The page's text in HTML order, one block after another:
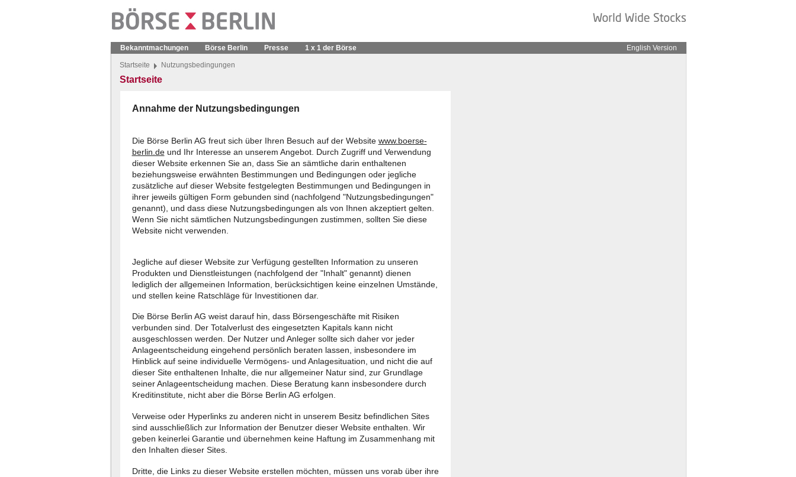
Bekanntmachungen Börse Berlin Presse 1 x 1 der Börse English Version
Startseite Nutzungsbedingungen
Startseite
Annahme der Nutzungsbedingungen
Die Börse Berlin AG freut sich über Ihren Besuch auf der Website www.boerse-
berlin.deund Ihr Interesse an unserem Angebot. Durch Zugriff und Verwendung
dieser Website erkennen Sie an, dass Sie an sämtliche darin enthaltenen
beziehungsweise erwähnten Bestimmungen und Bedingungen oder jegliche
zusätzliche auf dieser Website festgelegten Bestimmungen und Bedingungen in
ihrer jeweils gültigen Form gebunden sind (nachfolgend "Nutzungsbedingungen"
genannt), und dass diese Nutzungsbedingungen als von Ihnen akzeptiert gelten.
Wenn Sie nicht sämtlichen Nutzungsbedingungen zustimmen, sollten Sie diese
Website nicht verwenden.
Jegliche auf dieser Website zur Verfügung gestellten Information zu unseren
Produkten und Dienstleistungen (nachfolgend der "Inhalt" genannt) dienen
lediglich der allgemeinen Information, berücksichtigen keine einzelnen Umstände,
und stellen keine Ratschläge für Investitionen dar.
Die Börse Berlin AG weist darauf hin, dass Börsengeschäfte mit Risiken
verbunden sind. Der Totalverlust des eingesetzten Kapitals kann nicht
ausgeschlossen werden. Der Nutzer und Anleger sollte sich daher vor jeder
Anlageentscheidung eingehend persönlich beraten lassen, insbesondere im
Hinblick auf seine individuelle Vermögens- und Anlagesituation, und nicht die auf
dieser Site enthaltenen Inhalte, die nur allgemeiner Natur sind, zur Grundlage
seiner Anlageentscheidung machen. Diese Beratung kann insbesondere durch
Kreditinstitute, nicht aber die Börse Berlin AG erfolgen.
Verweise oder Hyperlinks zu anderen nicht in unserem Besitz befindlichen Sites
sind ausschließlich zur Information der Benutzer dieser Website enthalten. Wir
geben keinerlei Garantie und übernehmen keine Haftung im Zusammenhang mit
den Inhalten dieser Sites.
Dritte, die Links zu dieser Website erstellen möchten, müssen uns vorab über ihre